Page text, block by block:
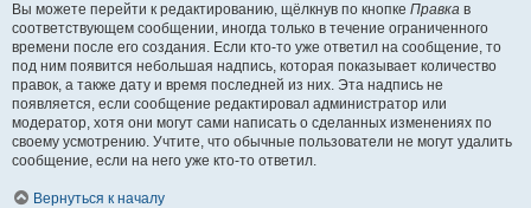
Вы можете перейти к редактированию, щёлкнув по кнопке Правка в
соответствующем сообщении, иногда только в течение ограниченного
времени после его создания. Если кто-то уже ответил на сообщение, то
под ним появится небольшая надпись, которая показывает количество
правок, а также дату и время последней из них. Эта надпись не
появляется, если сообщение редактировал администратор или
модератор, хотя они могут сами написать о сделанных изменениях по
своему усмотрению. Учтите, что обычные пользователи не могут удалить
сообщение, если на него уже кто-то ответил.
Вернуться к началу